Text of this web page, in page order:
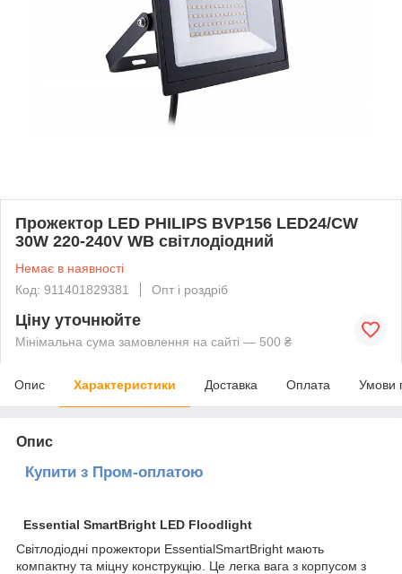
Прожектор LED PHILIPS BVP156 LED24/CW
30W 220-240V WB світлодіодний
Немає в наявності
Код: 911401829381
Опт і роздріб
Ціну уточнюйте
Мінімальна сума замовлення на сайті — 500 ₴
Опис Характеристики Доставка Оплата Умови
Опис
Купити з Пром-оплатою
Essential SmartBright LED Floodlight
Світлодіодні прожектори EssentialSmartBright мають
компактну та міцну конструкцію. Це легка вага з корпусом з